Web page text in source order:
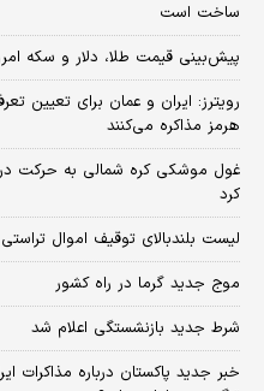
ساخت است
پیش‌بینی قیمت طلا، دلار و سکه امروز پنجشنبه
هرمز مذاکره می‌کنند
غول موشکی کره شمالی به حرکت
کرد
لیست بلندبالای توقیف اموال
موج جدید گرما در راه کشور
شرط جدید بازنشستگی اعلام شد
خبر جدید پاکستان درباره مذاکرات